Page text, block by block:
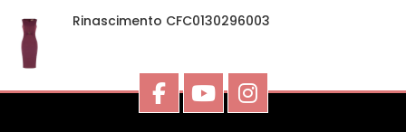
Rinascimento CFC0130296003